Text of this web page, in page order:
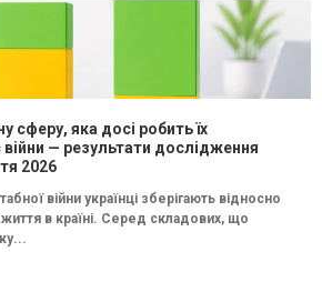
сферу, яка досі робить їх
— результати дослідження
2026
війни українці зберігають відносно
життя в країні. Серед складових, що